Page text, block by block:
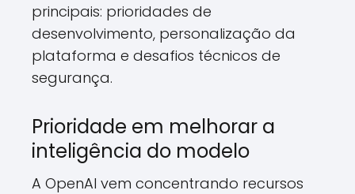
principais: prioridades de
desenvolvimento, personalização da
plataforma e desafios técnicos de
segurança.
Prioridade em melhorar a
inteligência do modelo
A OpenAI vem concentrando recursos